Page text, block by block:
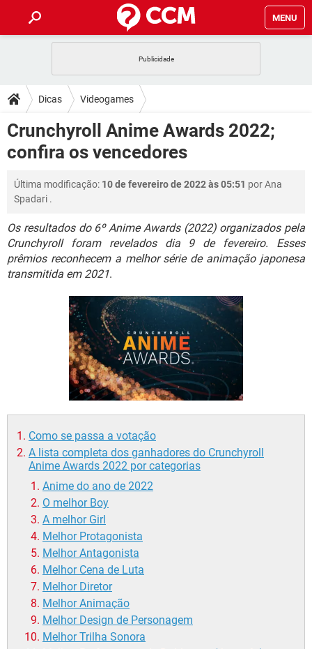
MENU
CELULAR
OUTLOOK EXCEL
INSTAGRAM GMAIL
DICAS
JOGOS
CELULAR FACEBOOK
INSTAGRAM GMAIL
DOWNLOADS
JOGOS WHATSAPP
OUTLOOK
INSTAGRAM GMAIL
GUIA DE COMPRAS
FÓRUM
JOGOS WHATSAPP
OUTLOOK EXCEL
INSTAGRAM GMAIL
GUIA DE COMPRAS
GLOSSÁRIO
JOGOS WHATSAPP
CELULAR FACEBOOK
OUTLOOK
GUIA DE COMPRAS
Dicas Videogames
Crunchyroll Anime Awards 2022;
confira os vencedores
Última modificação: 10 de fevereiro de 2022 às 05:51 porAna
Spadari .
Os resultados do 6º Anime Awards (2022) organizados pela
Crunchyroll foram revelados dia 9 de fevereiro. Esses
prêmios reconhecem a melhor série de animação japonesa
transmitida em 2021.
Como se passa a votação
A lista completa dos ganhadores do Crunchyroll
Anime Awards 2022 por categorias
Anime do ano de 2022
O melhor Boy
A melhor Girl
Melhor Protagonista
Melhor Antagonista
Melhor Cena de Luta
Melhor Diretor
Melhor Animação
Melhor Design de Personagem
Melhor Trilha Sonora